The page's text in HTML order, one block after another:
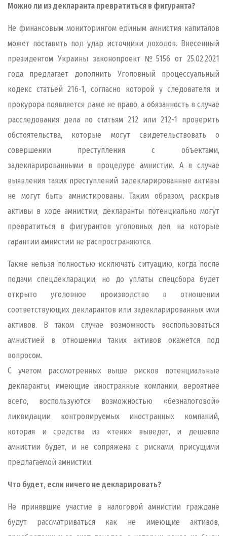
Можно ли из декларанта превратиться в фигуранта?
Не финансовым мониторингом единым амнистия капиталов
может поставить под удар источники доходов. Внесенный
президентом Украины законопроект №5156 от 25.02.2021
года предлагает дополнить Уголовный процессуальный
кодекс статьей 216-1, согласно которой у следователя и
прокурора появляется даже не право, а обязанность в случае
расследования дела по статьям 212 или 212-1 проверить
обстоятельства, которые могут свидетельствовать о
совершении преступления с объектами,
задекларированными в процедуре амнистии. А в случае
выявления таких преступлений задекларированные активы
не могут быть амнистированы. Таким образом, раскрыв
активы в ходе амнистии, декларанты потенциально могут
превратиться в фигурантов уголовных дел, на которые
гарантии амнистии не распространяются.
Также нельзя полностью исключать ситуацию, когда после
подачи спецдекларации, но до уплаты спецсбора будет
открыто уголовное производство в отношении
соответствующих декларантов или задекларированных ими
активов. В таком случае возможность воспользоваться
амнистией в отношении таких активов окажется под
вопросом.
С учетом рассмотренных выше рисков потенциальные
декларанты, имеющие иностранные компании, вероятнее
всего, воспользуются возможностью «безналоговой»
ликвидации контролируемых иностранных компаний,
которая и средства из «тени» выведет, и дешевле
амнистии будет, и не сопряжена с рисками, присущими
предлагаемой амнистии.
Что будет, если ничего не декларировать?
Не принявшие участие в налоговой амнистии граждане
будут рассматриваться как не имеющие активов,